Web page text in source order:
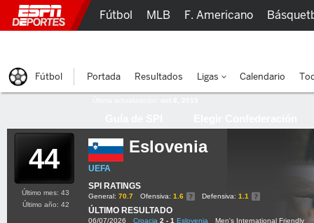
44 Eslovenia
UEFA
SPI RATINGS
General: 70.7 Ofensiva: 1.6 Defensiva: 1.1
ÚLTIMO RESULTADO
06/07/2026 Croacia 2 - 1 Eslovenia Men's International Friendly
Último mes: 43
Último año: 42
Fútbol MLB F. Americano
Fútbol Portada Resultados Ligas Calendario